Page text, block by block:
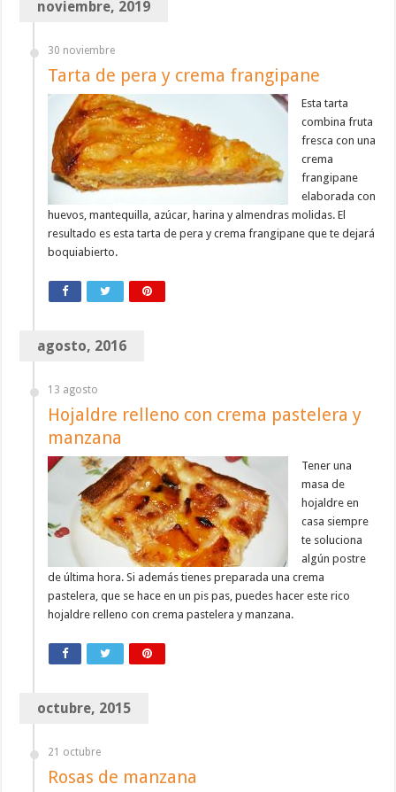
noviembre, 2019
30 noviembre
Tarta de pera y crema frangipane
Esta tarta
combina fruta
fresca con una
crema
frangipane
elaborada con
huevos, mantequilla, azúcar, harina y almendras molidas. El
resultado es esta tarta de pera y crema frangipane que te dejará
boquiabierto.
agosto, 2016
13 agosto
Hojaldre relleno con crema pastelera y
manzana
Tener una
masa de
hojaldre en
casa siempre
te soluciona
algún postre
de última hora. Si además tienes preparada una crema
pastelera, que se hace en un pis pas, puedes hacer este rico
hojaldre relleno con crema pastelera y manzana.
octubre, 2015
21 octubre
Rosas de manzana